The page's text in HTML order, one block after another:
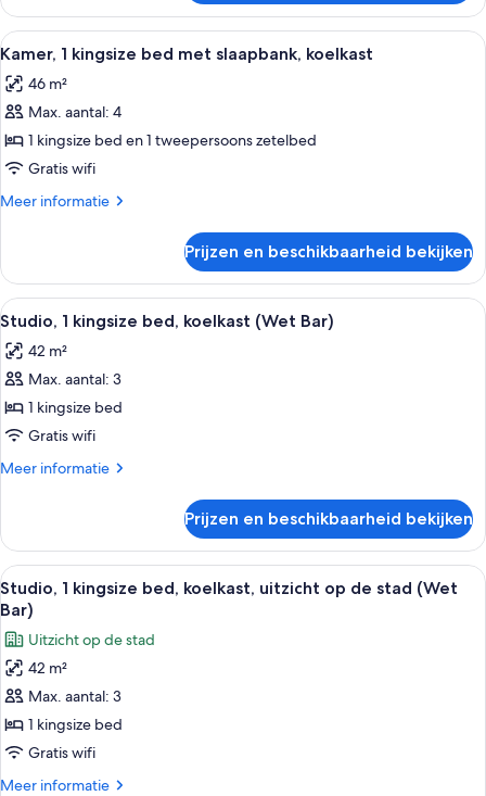
1
kingsize
bed,
Alle
foto's
voor
Kamer,
1
kingsize
bed
koelkast
laden
Hotelkamer met een groot bed, een
6
Kamer, 1 kingsize bed met slaapbank, koelkast
46 m²
Max. aantal: 4
1 kingsize bed en 1 tweepersoons zetelbed
Gratis wifi
Meer informatie
Meer
1
kingsize
bed
slaapbank,
koelkast
Prijzen en beschikbaarheid bekijken
Alle
foto's
voor
Studio,
1
kingsize
bed,
Bar)
laden
Een moderne hotelkamer met een
6
Studio, 1 kingsize bed, koelkast (Wet Bar)
42 m²
Max. aantal: 3
1 kingsize bed
Gratis wifi
Meer informatie
Meer
1
kingsize
bed,
koelkast
(Wet
Bar)
Prijzen en beschikbaarheid bekijken
Alle
foto's
voor
Studio,
1
kingsize
bed,
koelkast,
uitzicht
Een moderne hotelkamer met een
6
Studio, 1 kingsize bed, koelkast, uitzicht op de stad (Wet
Bar)
Uitzicht op de stad
42 m²
Max. aantal: 3
1 kingsize bed
Gratis wifi
Meer informatie
Meer